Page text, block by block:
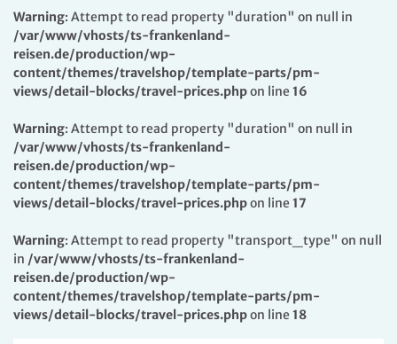
Warning: Attempt to read property "duration" on null in
/var/www/vhosts/ts-frankenland-
reisen.de/production/wp-
content/themes/travelshop/template-parts/pm-
views/detail-blocks/travel-prices.phpon line 16
Warning: Attempt to read property "duration" on null in
/var/www/vhosts/ts-frankenland-
reisen.de/production/wp-
content/themes/travelshop/template-parts/pm-
views/detail-blocks/travel-prices.phpon line 17
Warning: Attempt to read property "transport_type" on null
in /var/www/vhosts/ts-frankenland-
reisen.de/production/wp-
content/themes/travelshop/template-parts/pm-
views/detail-blocks/travel-prices.phpon line 18